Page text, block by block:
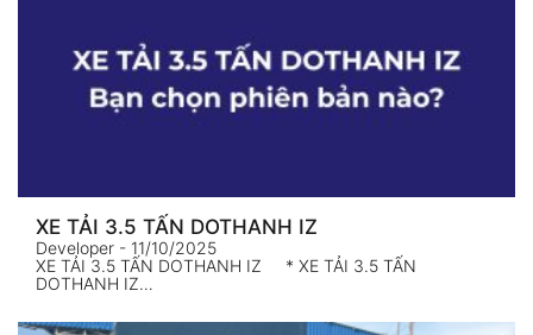
XE TẢI 3.5 TẤN DOTHANH IZ
Developer - 11/10/2025
XE TẢI 3.5 TẤN DOTHANH IZ * XE TẢI 3.5 TẤN
DOTHANH IZ…